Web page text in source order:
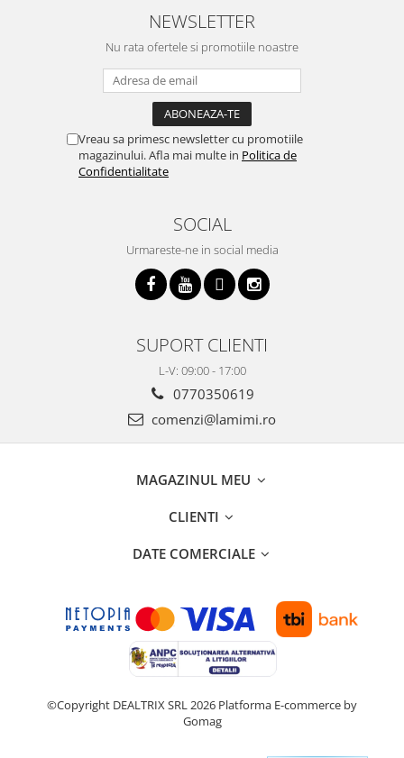
NEWSLETTER
Nu rata ofertele si promotiile noastre
Vreau sa primesc newsletter cu promotiile
magazinului. Afla mai multe in Politica de
Confidentialitate
SOCIAL
Urmareste-ne in social media
SUPORT CLIENTI
L-V: 09:00 - 17:00
0770350619
comenzi@lamimi.ro
MAGAZINUL MEU
CLIENTI
DATE COMERCIALE
©Copyright DEALTRIX SRL 2026 Platforma E-commerce by
Gomag